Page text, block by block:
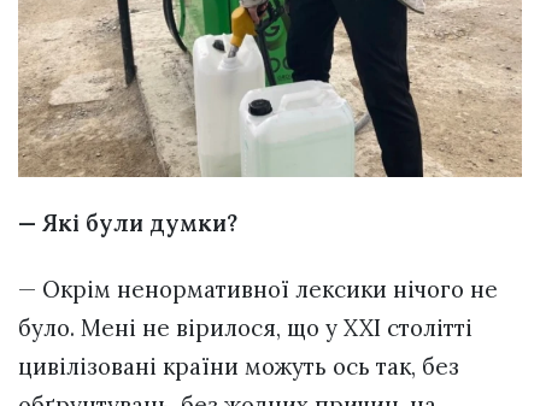
— Які були думки?
— Окрім ненормативної лексики нічого не
було. Мені не вірилося, що у XXI столітті
цивілізовані країни можуть ось так, без